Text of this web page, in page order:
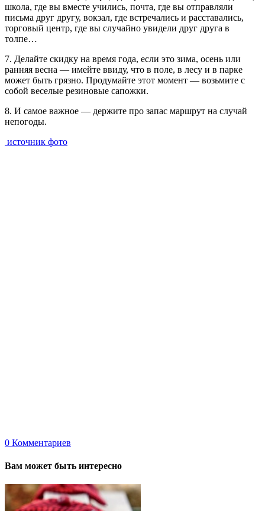
школа, где вы вместе учились, почта, где вы отправляли
письма друг другу, вокзал, где встречались и расставались,
торговый центр, где вы случайно увидели друг друга в
толпе…
7. Делайте скидку на время года, если это зима, осень или
ранняя весна — имейте ввиду, что в поле, в лесу и в парке
может быть грязно. Продумайте этот момент — возьмите с
собой веселые резиновые сапожки.
8. И самое важное — держите про запас маршрут на случай
непогоды.
источник фото
0 Комментариев
Вам может быть интересно